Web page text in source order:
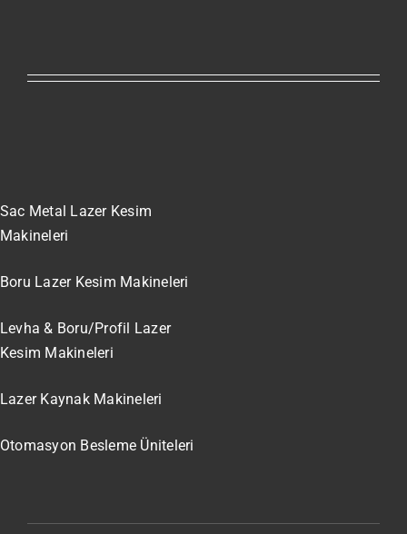
Sac Metal Lazer Kesim
Makineleri
Boru Lazer Kesim Makineleri
Levha & Boru/Profil Lazer
Kesim Makineleri
Lazer Kaynak Makineleri
Otomasyon Besleme Üniteleri